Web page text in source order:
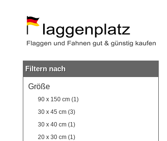
Hauptinhalt
springen
Suche
Zur
Navigation
springen
Filtern nach
Größe
90 x 150 cm (1)
30 x 45 cm (3)
30 x 40 cm (1)
20 x 30 cm (1)